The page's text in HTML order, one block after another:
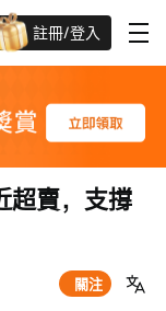
註冊/登入
關注
超賣，支撐